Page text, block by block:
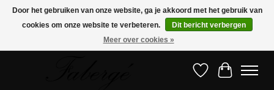
Shop nu de nieuwste collectie!
Verlanglijst
Door het gebruiken van onze website, ga je akkoord met het gebruik van
cookies om onze website te verbeteren.
Dit bericht verbergen
Meer over cookies »